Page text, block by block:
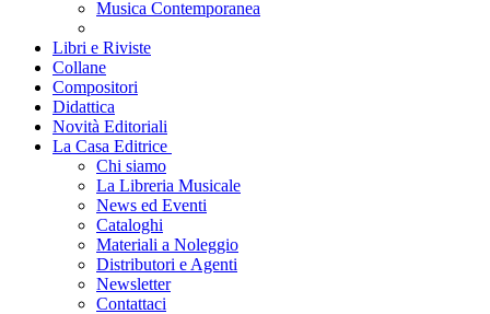
Musica Contemporanea
Libri e Riviste
Collane
Compositori
Didattica
Novità Editoriali
La Casa Editrice
Chi siamo
La Libreria Musicale
News ed Eventi
Cataloghi
Materiali a Noleggio
Distributori e Agenti
Newsletter
Contattaci